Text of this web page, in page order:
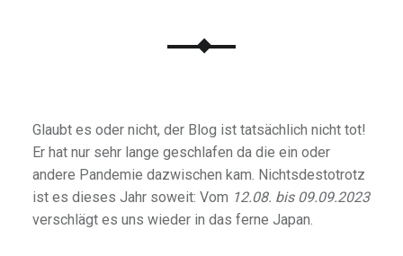
Glaubt es oder nicht, der Blog ist tatsächlich nicht tot!
Er hat nur sehr lange geschlafen da die ein oder
andere Pandemie dazwischen kam. Nichtsdestotrotz
ist es dieses Jahr soweit: Vom 12.08. bis 09.09.2023
verschlägt es uns wieder in das ferne Japan.